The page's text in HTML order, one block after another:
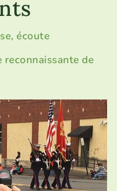
écoute
reconnaissante de